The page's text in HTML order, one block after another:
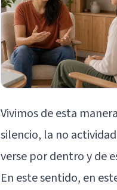
Vivimos de esta
silencio, la no
verse por dentro y de
En este sentido, en